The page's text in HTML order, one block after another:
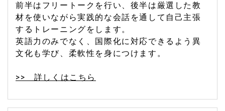
前半はフリートークを行い、後半は厳選した教
材を使いながら実践的な会話を通して自己主張
するトレーニングをします。
英語力のみでなく、国際化に対応できるよう異
文化も学び、柔軟性を身につけます。
>> 詳しくはこちら